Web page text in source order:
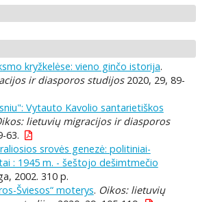
kryžkelėse: vieno ginčo istorija.
ir diasporos studijos2020, 29, 89-
Vytauto Kavolio santarietiškos
lietuvių migracijos ir diasporos
63.
srovės genezė: politiniai-
: 1945 m. - šeštojo dešimtmečio
2002. 310 p.
Šviesos“ moterys. Oikos: lietuvių